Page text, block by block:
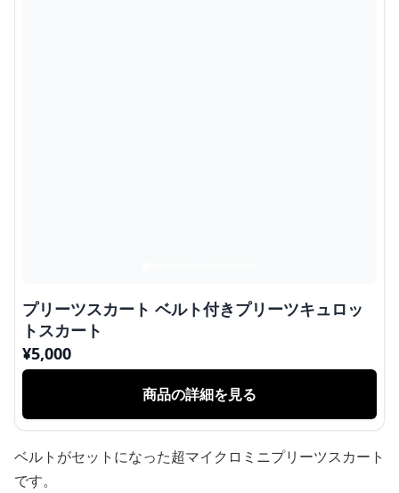
プリーツスカート ベルト付きプリーツキュロッ
トスカート
¥5,000
商品の詳細を見る
ベルトがセットになった超マイクロミニプリーツスカート
です。